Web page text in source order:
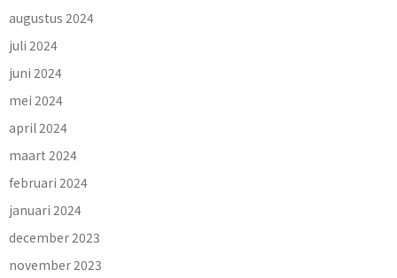
augustus 2024
juli 2024
juni 2024
mei 2024
april 2024
maart 2024
februari 2024
januari 2024
december 2023
november 2023